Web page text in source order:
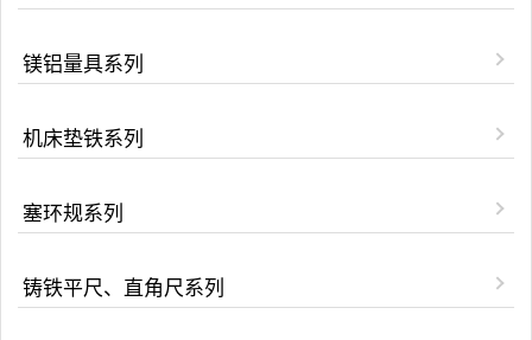
镁铝量具系列
机床垫铁系列
塞环规系列
铸铁平尺、直角尺系列